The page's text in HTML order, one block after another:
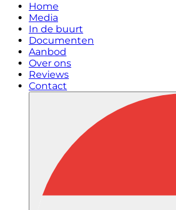
Home
Media
In de buurt
Documenten
Aanbod
Over ons
Reviews
Contact